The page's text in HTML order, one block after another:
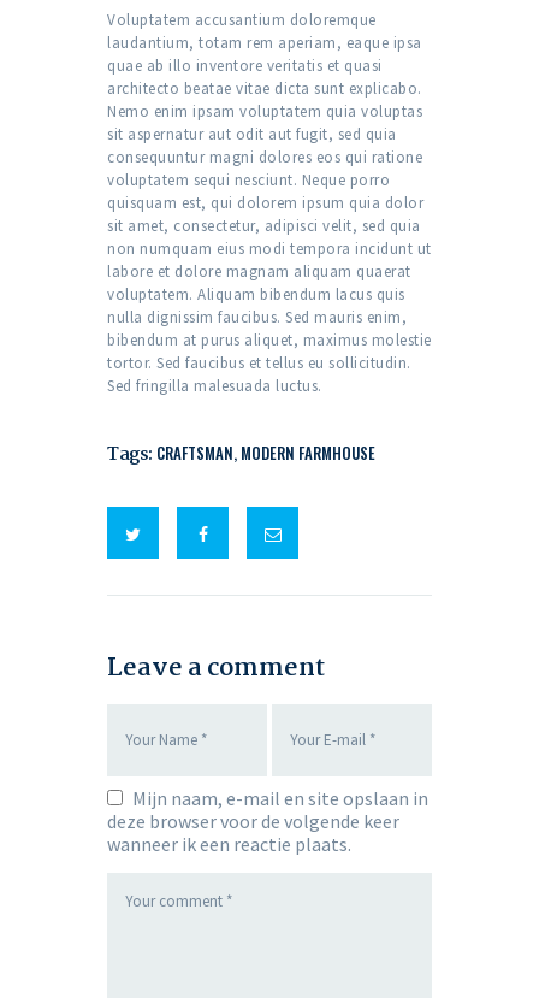
Voluptatem accusantium doloremque
laudantium, totam rem aperiam, eaque ipsa
quae ab illo inventore veritatis et quasi
architecto beatae vitae dicta sunt explicabo.
Nemo enim ipsam voluptatem quia voluptas
sit aspernatur aut odit aut fugit, sed quia
consequuntur magni dolores eos qui ratione
voluptatem sequi nesciunt. Neque porro
quisquam est, qui dolorem ipsum quia dolor
sit amet, consectetur, adipisci velit, sed quia
non numquam eius modi tempora incidunt ut
labore et dolore magnam aliquam quaerat
voluptatem. Aliquam bibendum lacus quis
nulla dignissim faucibus. Sed mauris enim,
bibendum at purus aliquet, maximus molestie
tortor. Sed faucibus et tellus eu sollicitudin.
Sed fringilla malesuada luctus.
Tags: CRAFTSMAN, MODERN FARMHOUSE
Leave a comment
Mijn naam, e-mail en site opslaan in
deze browser voor de volgende keer
wanneer ik een reactie plaats.